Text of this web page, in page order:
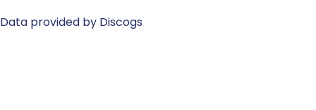
Data provided by Discogs